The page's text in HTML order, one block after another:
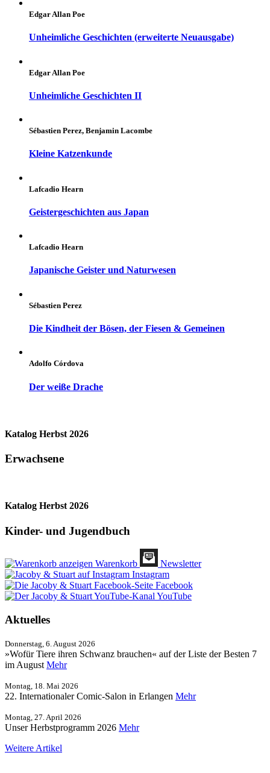
Edgar Allan Poe
Unheimliche Geschichten (erweiterte Neuausgabe)
Edgar Allan Poe
Unheimliche Geschichten II
Sébastien Perez, Benjamin Lacombe
Kleine Katzenkunde
Lafcadio Hearn
Geistergeschichten aus Japan
Lafcadio Hearn
Japanische Geister und Naturwesen
Sébastien Perez
Die Kindheit der Bösen, der Fiesen & Gemeinen
Adolfo Córdova
Der weiße Drache
Katalog Herbst 2026
Erwachsene
Katalog Herbst 2026
Kinder- und Jugendbuch
Warenkorb
Newsletter
Instagram
Facebook
YouTube
Aktuelles
Donnerstag, 6. August 2026
»Wofür Tiere ihren Schwanz brauchen« auf der Liste der Besten 7
im August Mehr
Montag, 18. Mai 2026
22. Internationaler Comic-Salon in Erlangen Mehr
Montag, 27. April 2026
Unser Herbstprogramm 2026 Mehr
Weitere Artikel